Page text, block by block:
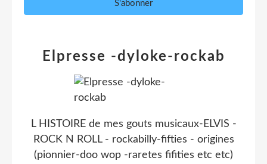
Elpresse -dyloke-rockab
L HISTOIRE de mes gouts musicaux-ELVIS -
ROCK N ROLL - rockabilly-fifties - origines
(pionnier-doo wop -raretes fifities etc etc)